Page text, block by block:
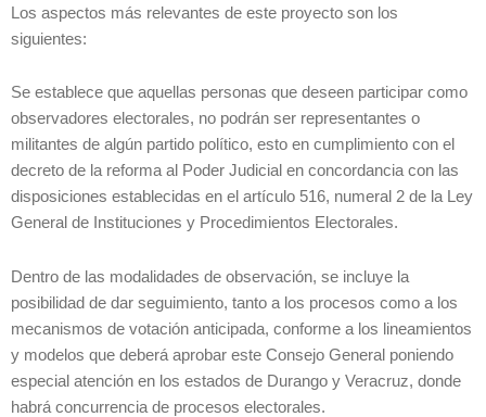
Los aspectos más relevantes de este proyecto son los
siguientes:
Se establece que aquellas personas que deseen participar como
observadores electorales, no podrán ser representantes o
militantes de algún partido político, esto en cumplimiento con el
decreto de la reforma al Poder Judicial en concordancia con las
disposiciones establecidas en el artículo 516, numeral 2 de la Ley
General de Instituciones y Procedimientos Electorales.
Dentro de las modalidades de observación, se incluye la
posibilidad de dar seguimiento, tanto a los procesos como a los
mecanismos de votación anticipada, conforme a los lineamientos
y modelos que deberá aprobar este Consejo General poniendo
especial atención en los estados de Durango y Veracruz, donde
habrá concurrencia de procesos electorales.